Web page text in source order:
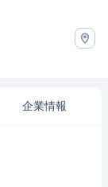
企業情報